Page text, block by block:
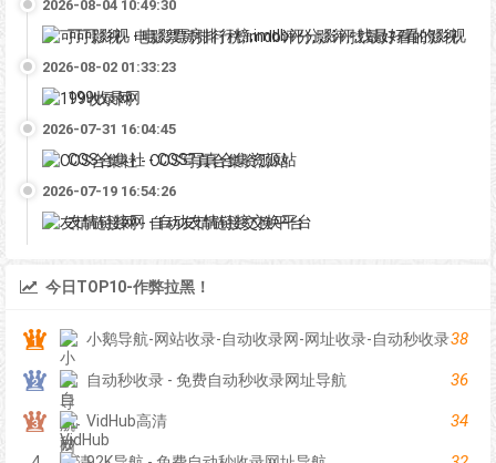
2026-08-04 10:49:30
可可影视 - 电影票房排行榜,imdb评分,影评,找最好看的影视
2026-08-02 01:33:23
199收录网
2026-07-31 16:04:45
COS合集社 - COS写真合集资源站
2026-07-19 16:54:26
友情链接网 - 自动友情链接交换平台
今日TOP10-作弊拉黑！
小鹅导航-网站收录-自动收录网-网址收录-自动秒收录38
自动秒收录 - 免费自动秒收录网址导航 36
VidHub高清 34